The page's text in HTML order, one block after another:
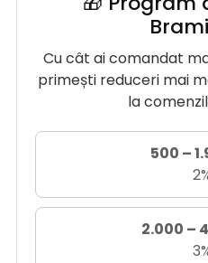
Cu cât ai comandat
primești reduceri mai
la
500 –
2.000 –